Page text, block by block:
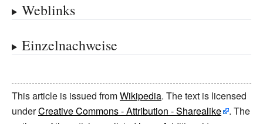
Weblinks
Einzelnachweise
This article is issued fromWikipedia. The text is licensed
underCreative Commons - Attribution - Sharealike
. The